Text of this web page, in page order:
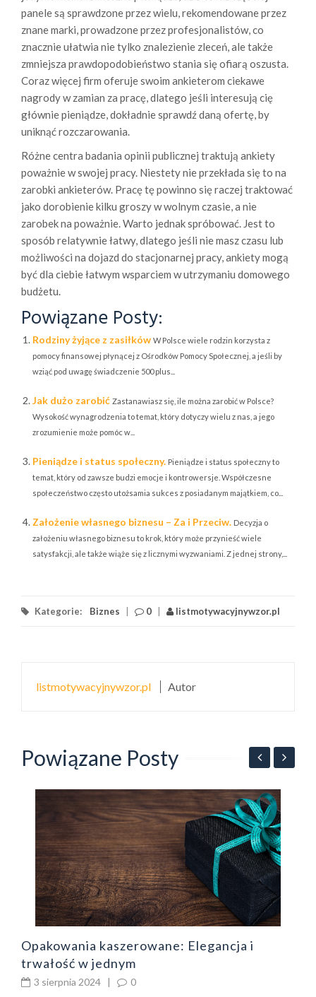
panele są sprawdzone przez wielu, rekomendowane przez
znane marki, prowadzone przez profesjonalistów, co
znacznie ułatwia nie tylko znalezienie zleceń, ale także
zmniejsza prawdopodobieństwo stania się ofiarą oszusta.
Coraz więcej firm oferuje swoim ankieterom ciekawe
nagrody w zamian za pracę, dlatego jeśli interesują cię
głównie pieniądze, dokładnie sprawdź daną ofertę, by
uniknąć rozczarowania.
Różne centra badania opinii publicznej traktują ankiety
poważnie w swojej pracy. Niestety nie przekłada się to na
zarobki ankieterów. Pracę tę powinno się raczej traktować
jako dorobienie kilku groszy w wolnym czasie, a nie
zarobek na poważnie. Warto jednak spróbować. Jest to
sposób relatywnie łatwy, dlatego jeśli nie masz czasu lub
możliwości na dojazd do stacjonarnej pracy, ankiety mogą
być dla ciebie łatwym wsparciem w utrzymaniu domowego
budżetu.
Powiązane Posty:
Rodziny żyjące z zasiłków W Polsce wiele rodzin korzysta z
pomocy finansowej płynącej z Ośrodków Pomocy Społecznej, a jeśli by
wziąć pod uwagę świadczenie 500 plus...
Jak dużo zarobić Zastanawiasz się, ile można zarobić w Polsce?
Wysokość wynagrodzenia to temat, który dotyczy wielu z nas, a jego
zrozumienie może pomóc w...
Pieniądze i status społeczny. Pieniądze i status społeczny to
temat, który od zawsze budzi emocje i kontrowersje. Współczesne
społeczeństwo często utożsamia sukces z posiadanym majątkiem, co...
Założenie własnego biznesu – Za i Przeciw. Decyzja o
założeniu własnego biznesu to krok, który może przynieść wiele
satysfakcji, ale także wiąże się z licznymi wyzwaniami. Z jednej strony,...
Kategorie: Biznes 0 listmotywacyjnywzor.pl
listmotywacyjnywzor.pl Autor
Powiązane Posty
Opakowania kaszerowane: Elegancja i
trwałość w jednym
3 sierpnia 2024 | 0